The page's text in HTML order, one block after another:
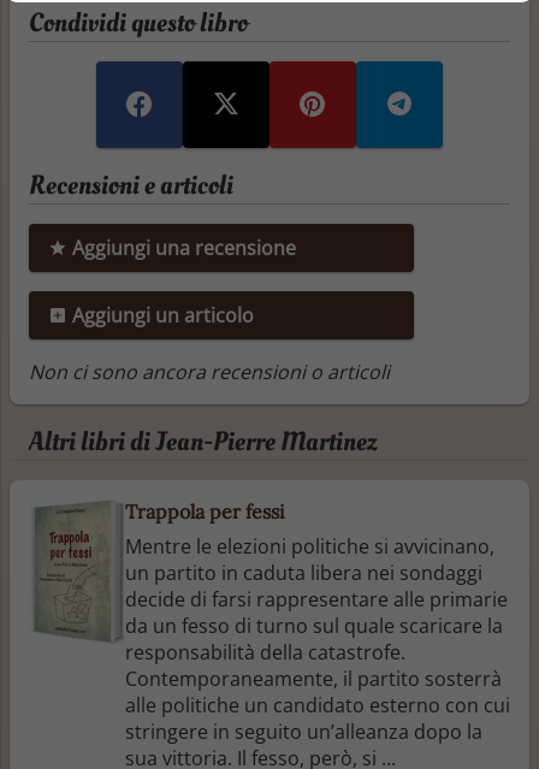
Condividi questo libro
Recensioni e articoli
Aggiungi una recensione
Aggiungi un articolo
Non ci sono ancora recensioni o articoli
Altri libri di Jean-Pierre Martinez
Trappola per fessi
Mentre le elezioni politiche si avvicinano,
un partito in caduta libera nei sondaggi
decide di farsi rappresentare alle primarie
da un fesso di turno sul quale scaricare la
responsabilità della catastrofe.
Contemporaneamente, il partito sosterrà
alle politiche un candidato esterno con cui
stringere in seguito un’alleanza dopo la
sua vittoria. Il fesso, però, si ...